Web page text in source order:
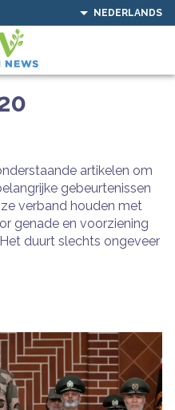
NEDERLANDS
artikelen om
gebeurtenissen
verband houden met
genade en voorziening
duurt slechts ongeveer